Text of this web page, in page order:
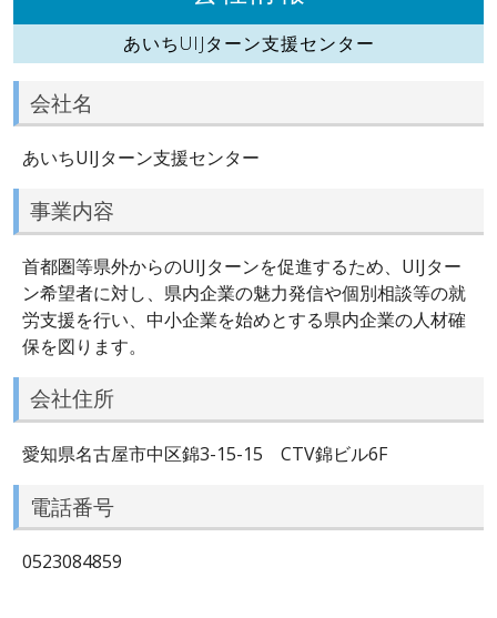
あいちUIJターン支援センター
会社名
あいちUIJターン支援センター
事業内容
首都圏等県外からのUIJターンを促進するため、UIJター
ン希望者に対し、県内企業の魅力発信や個別相談等の就
労支援を行い、中小企業を始めとする県内企業の人材確
保を図ります。
会社住所
愛知県名古屋市中区錦3-15-15 CTV錦ビル6F
電話番号
0523084859